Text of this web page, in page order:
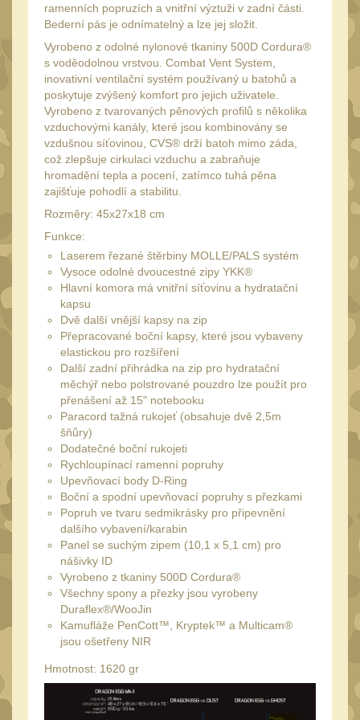
Mechanická mířidla30
Dvojnožky 39
Dvojnožky na hlaveň
Dvojnožky pro picatinny
Dvojnožky pro M-LOK 9
Dvojnožky pro Keymod
Dvojnožky na otočný
čep
Popruhy a poutka40
Príslušenstvo
OPTIKY(146)
Monokuláry5
Kolimátory 53
Zvětšovací moduly
LPVO
Na vzduchovku15
Na kuše 2
Velký oční reliéf1
Na dlouhé
vzdálenosti 13
Multi-range
Krátka a střední
vzdálenost
16
Príslušenstvo pre
ramenních popruzích a vnitřní výztuži v zadní části.
Bederní pás je odnímatelný a lze jej složit.
Vyrobeno z odolné nylonové tkaniny 500D Cordura®
s voděodolnou vrstvou. Combat Vent System,
inovativní ventilační systém používaný u batohů a
poskytuje zvýšený komfort pro jejich uživatele.
Vyrobeno z tvarovaných pěnových profilů s několika
vzduchovými kanály, které jsou kombinovány se
vzdušnou síťovinou, CVS® drží batoh mimo záda,
což zlepšuje cirkulaci vzduchu a zabraňuje
hromadění tepla a pocení, zatímco tuhá pěna
zajišťuje pohodlí a stabilitu.
Rozměry: 45x27x18 cm
Funkce:
Laserem řezané štěrbiny MOLLE/PALS systém
Vysoce odolné dvoucestné zipy YKK®
Hlavní komora má vnitřní síťovinu a hydratační
kapsu
Dvě další vnější kapsy na zip
Přepracované boční kapsy, které jsou vybaveny
elastickou pro rozšíření
Další zadní přihrádka na zip pro hydratační
měchýř nebo polstrované pouzdro lze použít pro
přenášení až 15" notebooku
Paracord tažná rukojeť (obsahuje dvě 2,5m
šňůry)
Dodatečné boční rukojeti
Rychloupínací ramenní popruhy
Upevňovací body D-Ring
Boční a spodní upevňovací popruhy s přezkami
Popruh ve tvaru sedmikrásky pro připevnění
dalšího vybavení/karabin
Panel se suchým zipem (10,1 x 5,1 cm) pro
nášivky ID
Vyrobeno z tkaniny 500D Cordura®
Všechny spony a přezky jsou vyrobeny
Duraflex®/WooJin
Kamufláže PenCott™, Kryptek™ a Multicam®
jsou ošetřeny NIR
Hmotnost: 1620 gr